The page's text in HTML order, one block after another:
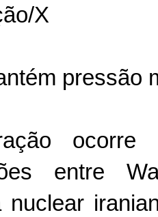
X
pressão
entre
nuclear